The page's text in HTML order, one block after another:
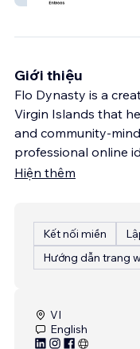
Giới thiệu
Flo Dynasty is a
Virgin Islands that
and community-
professional online
Hiện thêm
Kết nối miền
Hướng dẫn trang
VI
English